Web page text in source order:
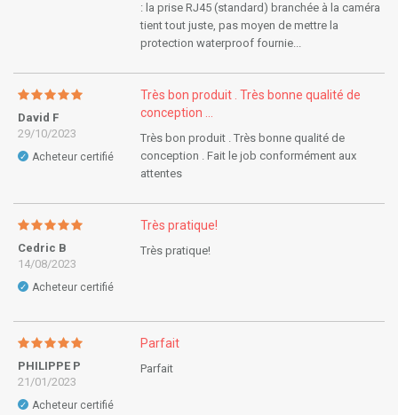
: la prise RJ45 (standard) branchée à la caméra
tient tout juste, pas moyen de mettre la
protection waterproof fournie...
David F
29/10/2023
✓ Acheteur certifié
Très bon produit . Très bonne qualité de
conception ...
Très bon produit . Très bonne qualité de
conception . Fait le job conformément aux
attentes
Cedric B
14/08/2023
✓ Acheteur certifié
Très pratique!
Très pratique!
PHILIPPE P
21/01/2023
✓ Acheteur certifié
Parfait
Parfait